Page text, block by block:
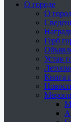
О городе
О
Герб
Устав
Книга